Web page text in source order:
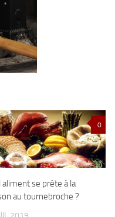
0
aliment se prête à la
au tournebroche ?